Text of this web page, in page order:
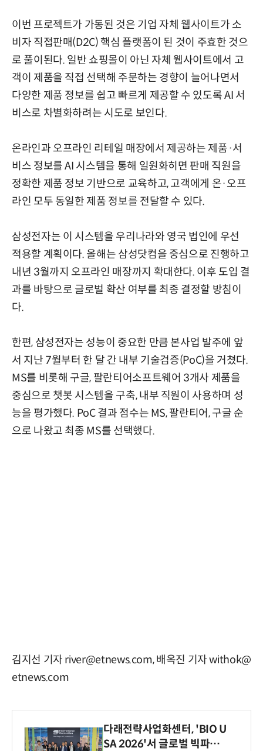
이번 프로젝트가 가동된 것은 기업 자체 웹사이트가 소
비자 직접판매(D2C) 핵심 플랫폼이 된 것이 주효한 것으
로 풀이된다. 일반 쇼핑몰이 아닌 자체 웹사이트에서 고
객이 제품을 직접 선택해 주문하는 경향이 늘어나면서
다양한 제품 정보를 쉽고 빠르게 제공할 수 있도록 AI 서
비스로 차별화하려는 시도로 보인다.
온라인과 오프라인 리테일 매장에서 제공하는 제품·서
비스 정보를 AI 시스템을 통해 일원화히면 판매 직원을
정확한 제품 정보 기반으로 교육하고, 고객에게 온·오프
라인 모두 동일한 제품 정보를 전달할 수 있다.
삼성전자는 이 시스템을 우리나라와 영국 법인에 우선
적용할 계획이다. 올해는 삼성닷컴을 중심으로 진행하고
내년 3월까지 오프라인 매장까지 확대한다. 이후 도입 결
과를 바탕으로 글로벌 확산 여부를 최종 결정할 방침이
다.
한편, 삼성전자는 성능이 중요한 만큼 본사업 발주에 앞
서 지난 7월부터 한 달 간 내부 기술검증(PoC)을 거쳤다.
MS를 비롯해 구글, 팔란티어소프트웨어 3개사 제품을
중심으로 챗봇 시스템을 구축, 내부 직원이 사용하며 성
능을 평가했다. PoC 결과 점수는 MS, 팔란티어, 구글 순
으로 나왔고 최종 MS를 선택했다.
김지선 기자 river@etnews.com, 배옥진 기자 withok@
etnews.com
다래전략사업화센터, 'BIO U
SA 2026'서 글로벌 빅파마